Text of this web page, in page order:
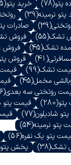
پتو(78) خرید پتو(115)
پتو نرمینه(39)
(39) صادرات
تشک(55) فروش
تشک(45) فروش
(41) فروش
تشک(99)
مخمل(45)
روتختی سه بعدی(46)
(280) قیمت پتو
شادیلون(77)
پتو نرمینه(54)
پتو یک نفره(56)
تشک(38) پخش پتو